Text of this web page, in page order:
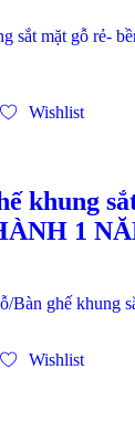
Wishlist
khung
1
Wishlist